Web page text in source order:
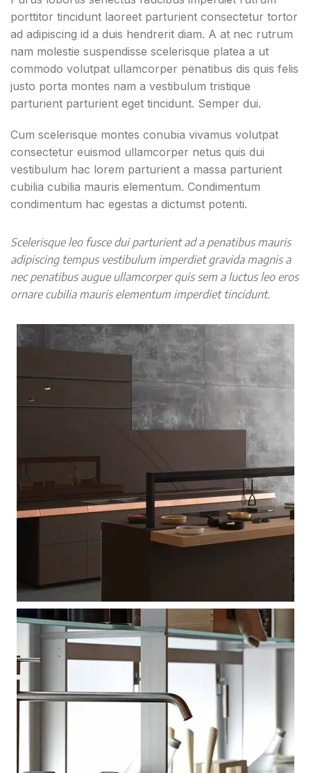
porttitor tincidunt laoreet parturient consectetur tortor
ad adipiscing id a duis hendrerit diam. A at nec rutrum
nam molestie suspendisse scelerisque platea a ut
commodo volutpat ullamcorper penatibus dis quis felis
justo porta montes nam a vestibulum tristique
parturient parturient eget tincidunt. Semper dui.
Cum scelerisque montes conubia vivamus volutpat
consectetur euismod ullamcorper netus quis dui
vestibulum hac lorem parturient a massa parturient
cubilia cubilia mauris elementum. Condimentum
condimentum hac egestas a dictumst potenti.
Scelerisque leo fusce dui parturient ad a penatibus mauris
adipiscing tempus vestibulum imperdiet gravida magnis a
nec penatibus augue ullamcorper quis sem a luctus leo eros
ornare cubilia mauris elementum imperdiet tincidunt.